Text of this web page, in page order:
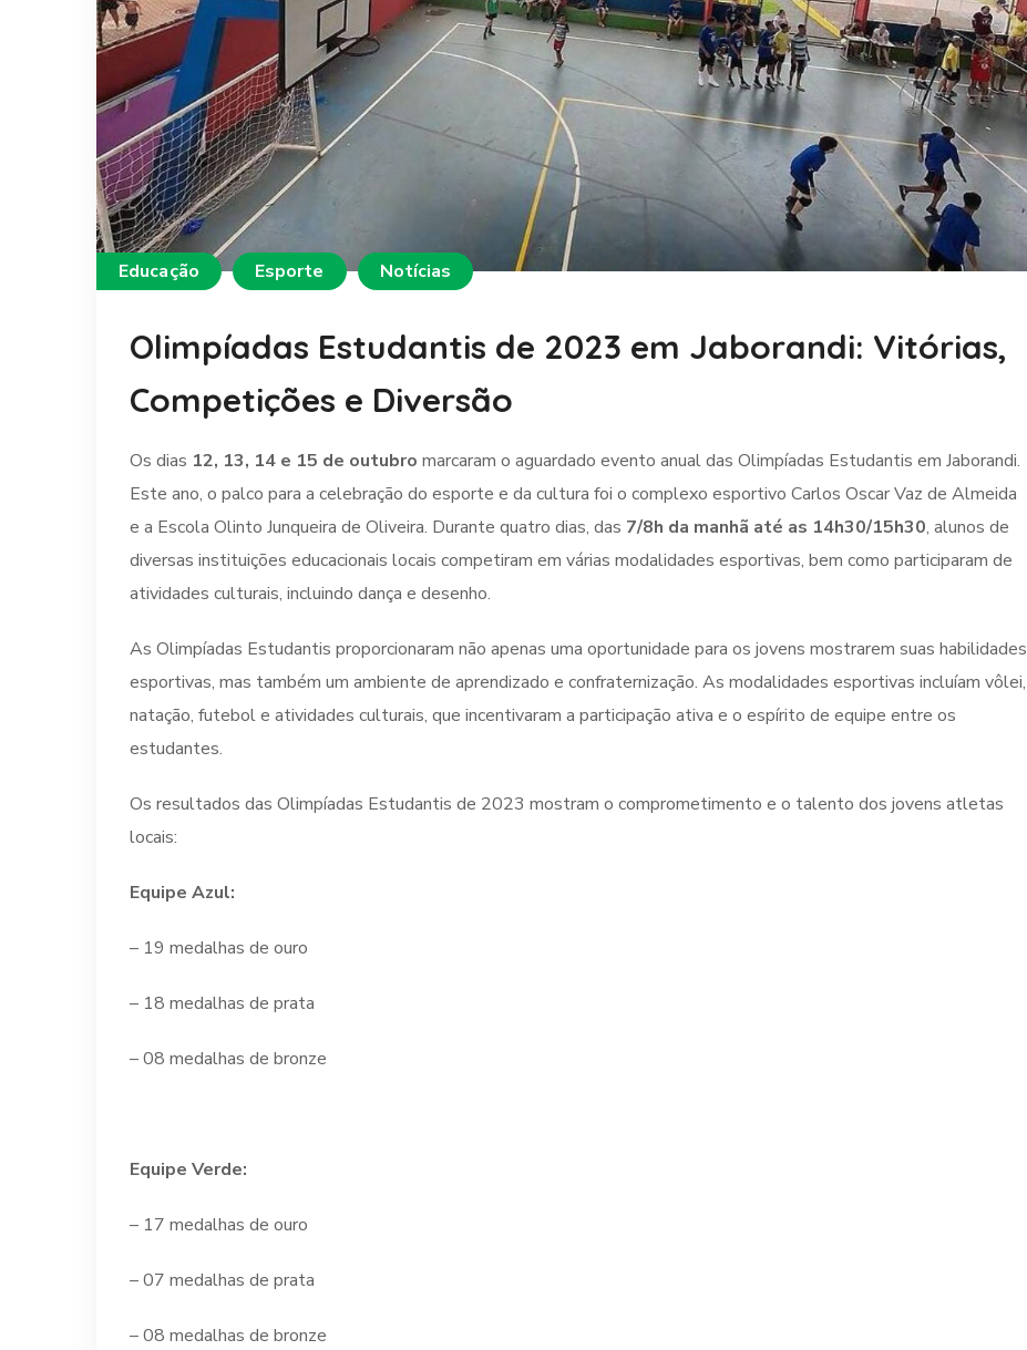
Educação Esporte Notícias
Olimpíadas Estudantis de 2023 em Jaborandi: Vitórias,
Competições e Diversão
Os dias 12, 13, 14 e 15 de outubro marcaram o aguardado evento anual das Olimpíadas Estudantis em Jaborandi.
Este ano, o palco para a celebração do esporte e da cultura foi o complexo esportivo Carlos Oscar Vaz de Almeida
e a Escola Olinto Junqueira de Oliveira. Durante quatro dias, das 7/8h da manhã até as 14h30/15h30, alunos de
diversas instituições educacionais locais competiram em várias modalidades esportivas, bem como participaram de
atividades culturais, incluindo dança e desenho.
As Olimpíadas Estudantis proporcionaram não apenas uma oportunidade para os jovens mostrarem suas habilidades
esportivas, mas também um ambiente de aprendizado e confraternização. As modalidades esportivas incluíam vôlei,
natação, futebol e atividades culturais, que incentivaram a participação ativa e o espírito de equipe entre os
estudantes.
Os resultados das Olimpíadas Estudantis de 2023 mostram o comprometimento e o talento dos jovens atletas
locais:
Equipe Azul:
– 19 medalhas de ouro
– 18 medalhas de prata
– 08 medalhas de bronze
Equipe Verde:
– 17 medalhas de ouro
– 07 medalhas de prata
– 08 medalhas de bronze